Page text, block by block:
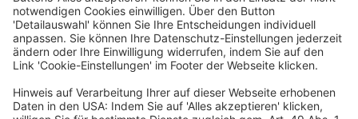
Standards zur Nachhaltigkeitsberichterstattung und ruft
zur Zusammenarbeit des IASB und des ISSB auf, Klarheit
zu schaffen, wie finanzielle Angaben und Angaben zur
Nachhaltigkeit verbunden werden können. PM ist unter
https://ifrs-springapps-comment-letter-api-
1.azuremicroservices.io/v2/download-file?